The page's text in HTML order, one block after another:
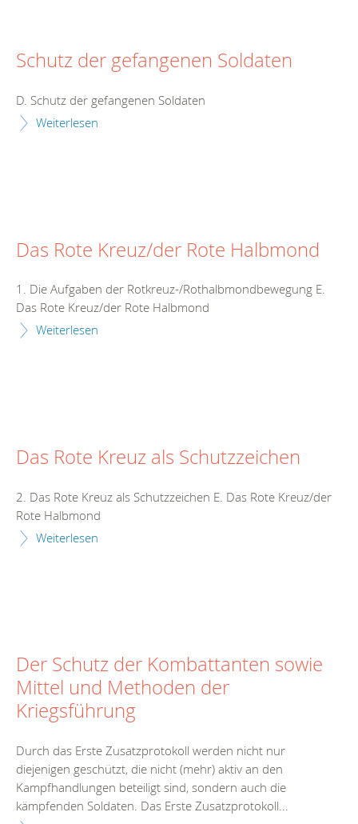
Schutz der gefangenen Soldaten
D. Schutz der gefangenen Soldaten
Weiterlesen
Das Rote Kreuz/der Rote Halbmond
1. Die Aufgaben der Rotkreuz-/Rothalbmondbewegung E.
Das Rote Kreuz/der Rote Halbmond
Weiterlesen
Das Rote Kreuz als Schutzzeichen
2. Das Rote Kreuz als Schutzzeichen E. Das Rote Kreuz/der
Rote Halbmond
Weiterlesen
Der Schutz der Kombattanten sowie
Mittel und Methoden der
Kriegsführung
Durch das Erste Zusatzprotokoll werden nicht nur
diejenigen geschützt, die nicht (mehr) aktiv an den
Kampfhandlungen beteiligt sind, sondern auch die
kämpfenden Soldaten. Das Erste Zusatzprotokoll...